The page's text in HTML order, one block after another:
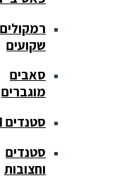
רמקולים
שקועים
סאבים
מוגברים
סטנדים K&M
סטנדים
וחצובות